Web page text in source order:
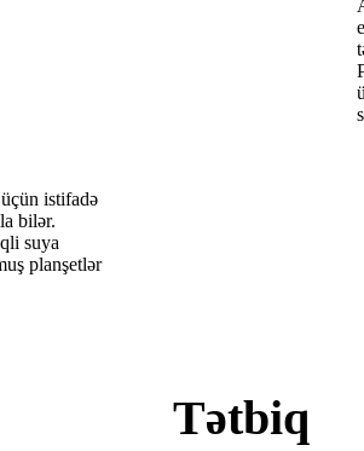
istifadə
bilər.
suya
planşetlər
Tətbiq